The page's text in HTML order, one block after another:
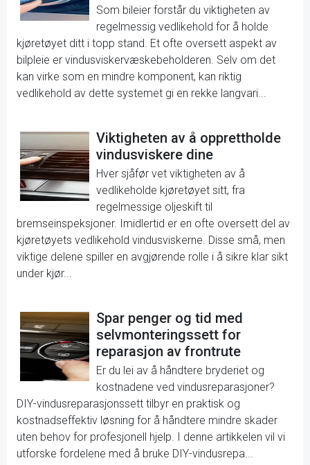
Som bileier forstår du viktigheten av
regelmessig vedlikehold for å holde
kjøretøyet ditt i topp stand. Et ofte oversett aspekt av
bilpleie er vindusviskervæskebeholderen. Selv om det
kan virke som en mindre komponent, kan riktig
vedlikehold av dette systemet gi en rekke langvari...
Viktigheten av å opprettholde
vindusviskere dine
Hver sjåfør vet viktigheten av å
vedlikeholde kjøretøyet sitt, fra
regelmessige oljeskift til
bremseinspeksjoner. Imidlertid er en ofte oversett del av
kjøretøyets vedlikehold vindusviskerne. Disse små, men
viktige delene spiller en avgjørende rolle i å sikre klar sikt
under kjør...
Spar penger og tid med
selvmonteringssett for
reparasjon av frontrute
Er du lei av å håndtere bryderiet og
kostnadene ved vindusreparasjoner?
DIY-vindusreparasjonssett tilbyr en praktisk og
kostnadseffektiv løsning for å håndtere mindre skader
uten behov for profesjonell hjelp. I denne artikkelen vil vi
utforske fordelene med å bruke DIY-vindusrepa...